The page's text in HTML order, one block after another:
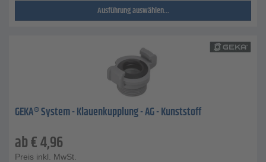
Ausführung auswählen...
GEKA® System - Klauenkupplung - AG - Kunststoff
ab€4,96
Preis inkl. MwSt.